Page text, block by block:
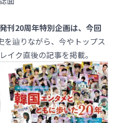
刊20周年特別企画は、今回
を辿りながら、今やトップス
イク直後の記事を掲載。